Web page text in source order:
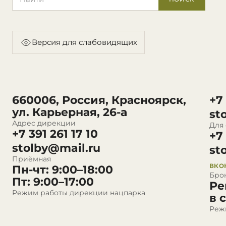
Версия для слабовидящих
660006, Россия, Красноярск,
ул. Карьерная, 26-а
Адрес дирекции
+7 391 261 17 10
stolby@mail.ru
Приёмная
Пн-чт: 9:00–18:00
Пт: 9:00–17:00
Режим работы дирекции нацпарка
Для
+7
в